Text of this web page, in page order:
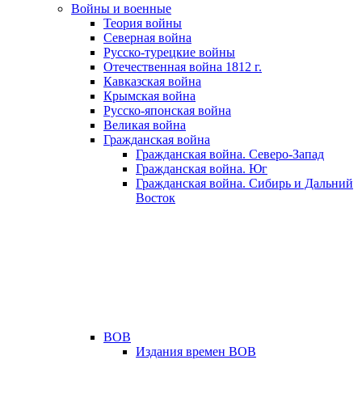
Войны и военные
Теория войны
Северная война
Русско-турецкие войны
Отечественная война 1812 г.
Кавказская война
Крымская война
Русско-японская война
Великая война
Гражданская война
Гражданская война. Северо-Запад
Гражданская война. Юг
Гражданская война. Сибирь и Дальний
Восток
ВОВ
Издания времен ВОВ